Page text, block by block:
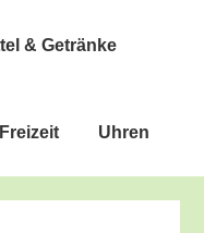
& Getränke
Uhren